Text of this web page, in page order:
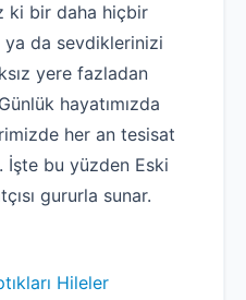
ki bir daha hiçbir
ya da sevdiklerinizi
yere fazladan
hayatımızda
her an tesisat
İşte bu yüzden Eski
gururla sunar.
Hileler